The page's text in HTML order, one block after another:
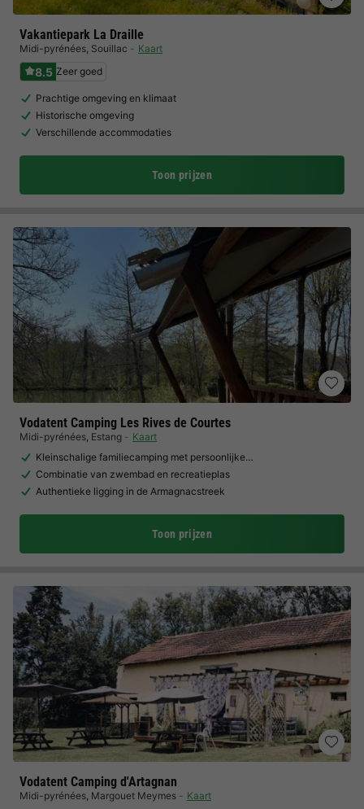
Vakantiepark La Draille
Midi-pyrénées, Souillac Kaart
8.5 Zeer goed
Prachtige omgeving en klimaat
Historische omgeving
Verschillende accommodaties
Toon prijzen
Vodatent Camping Les Rives de Courtes
Midi-pyrénées, Estang
Kaart
Kleinschalige familiecamping met persoonlijke…
Combinatie van zwembad en recreatieplas
Authentieke ligging in de Armagnacstreek
Toon prijzen
Vodatent Camping d'Artagnan
Midi-pyrénées, Margouet Meymes
Kaart